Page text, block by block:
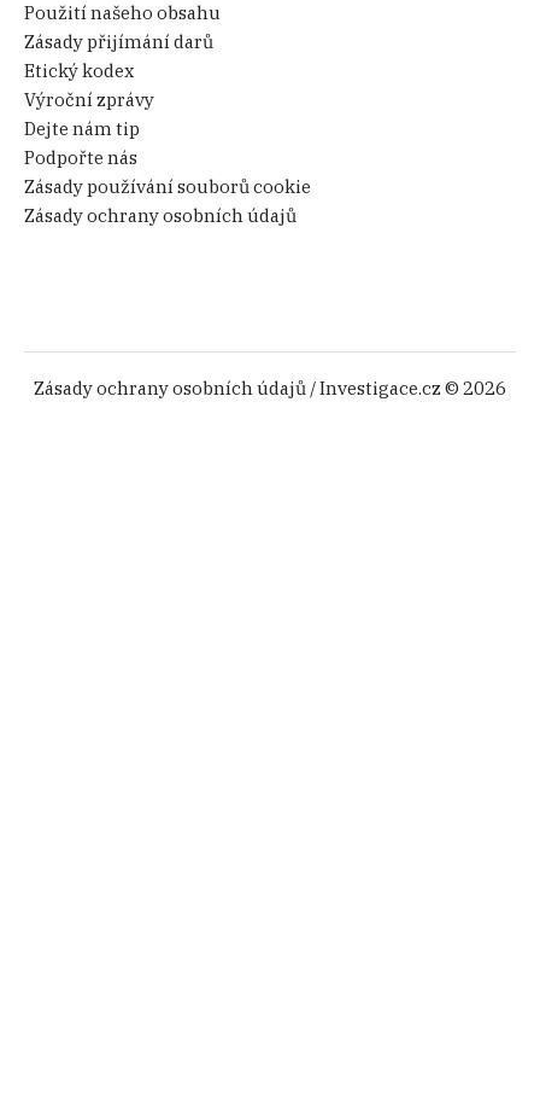
Použití našeho obsahu
Zásady přijímání darů
Etický kodex
Výroční zprávy
Dejte nám tip
Podpořte nás
Zásady používání souborů cookie
Zásady ochrany osobních údajů
Zásady ochrany osobních údajů / Investigace.cz © 2026